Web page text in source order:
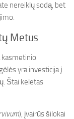
nereiklų sodą, bet
Metus
kasmetinio
yra investicija į
Štai keletas
), įvairūs šilokai